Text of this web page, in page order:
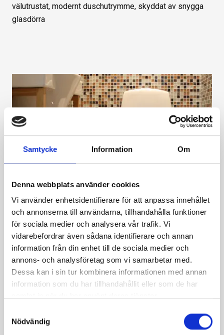
Samtycke Information Om
Denna webbplats använder cookies
Vi använder enhetsidentifierare för att anpassa innehållet
och annonserna till användarna, tillhandahålla funktioner
för sociala medier och analysera vår trafik. Vi
vidarebefordrar även sådana identifierare och annan
information från din enhet till de sociala medier och
annons- och analysföretag som vi samarbetar med.
Dessa kan i sin tur kombinera informationen med annan
information som du har tillhandahållit eller som de har
Nödvändig
välutrustat, modernt duschutrymme, skyddat av snygga
glasdörra
BADRUMSRENOVERING I NYNÄSHAMN
Litet badrum med glasmosaik
Här är ett badrum som kanske kan inspirera
bostadsrättsinnehavaren i Nynäshamn Centrum eller i
gott och stiligt! Färgglada och unika detaljer är alltid ett
bra sätt att förhöja ett mindre badrum. Väggarna pryds här